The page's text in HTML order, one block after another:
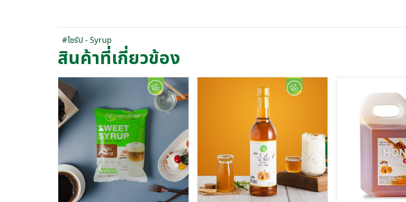
#ไซรัป - Syrup
สินค้าที่เกี่ยวข้อง